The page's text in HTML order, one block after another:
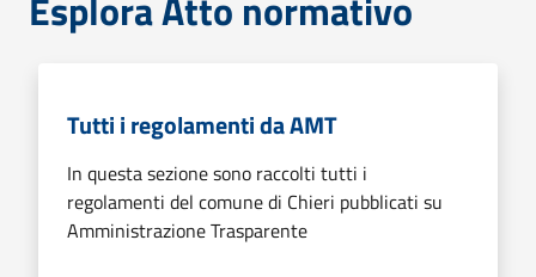
Tutti i regolamenti da AMT
In questa sezione sono raccolti tutti i
regolamenti del comune di Chieri pubblicati su
Amministrazione Trasparente